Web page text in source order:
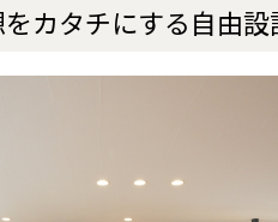
カタチにする自由設